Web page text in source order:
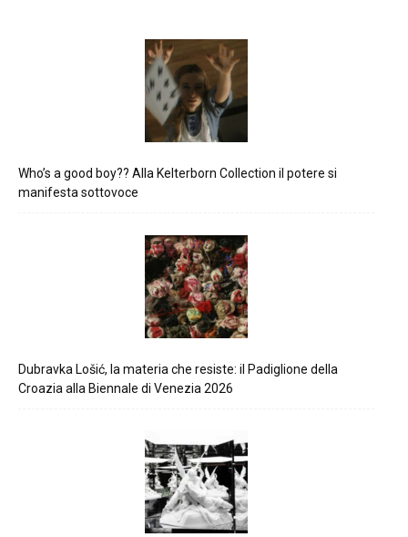
Who’s a good boy?? Alla Kelterborn Collection il potere si
manifesta sottovoce
Dubravka Lošić, la materia che resiste: il Padiglione della
Croazia alla Biennale di Venezia 2026